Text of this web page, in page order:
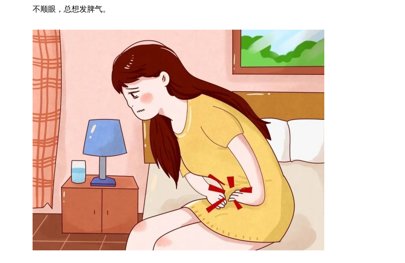
不顺眼，总想发脾气。